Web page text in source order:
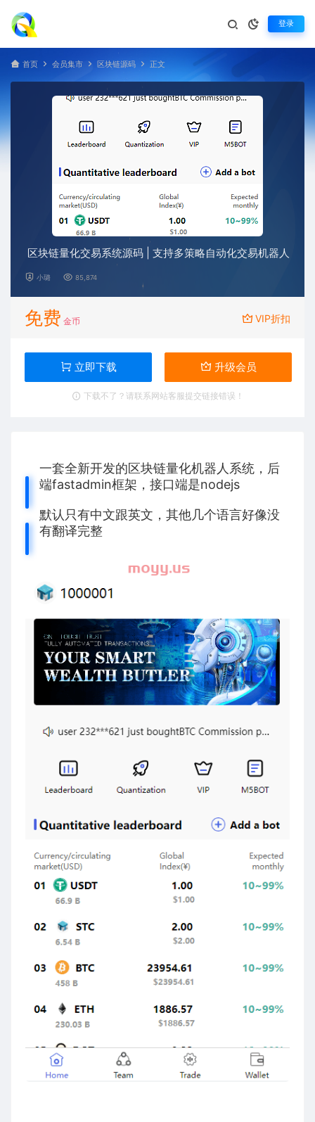
登录
首页 会员集市 区块链源码 正文
区块链量化交易系统源码 | 支持多策略自动化交易机器人
小璐 85,874
免费 金币 VIP折扣
立即下载 升级会员
下载不了？请联系网站客服提交链接错误！
一套全新开发的区块链量化机器人系统，后
端fastadmin框架，接口端是nodejs
默认只有中文跟英文，其他几个语言好像没
有翻译完整